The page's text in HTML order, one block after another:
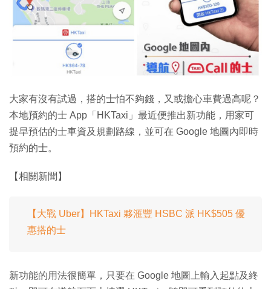
大家有沒有試過，搭的士怕不夠錢，又或擔心車費過高呢？
本地預約的士 App「HKTaxi」最近便推出新功能，用家可
提早預估的士車資及規劃路線，並可在 Google 地圖內即時
預約的士。
【相關新聞】
【大戰 Uber】HKTaxi 夥滙豐 HSBC 派 HK$505 優
惠搭的士
新功能的用法很簡單，只要在 Google 地圖上輸入起點及終